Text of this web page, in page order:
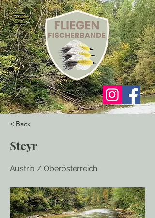
< Back
Steyr
Austria / Oberösterreich